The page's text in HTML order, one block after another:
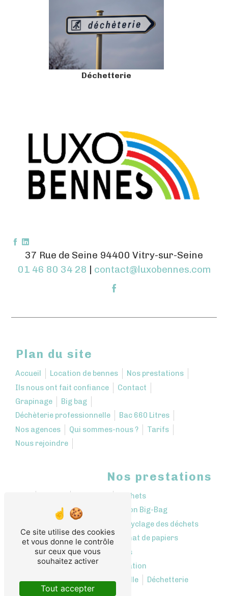
Déchetterie
37 Rue de Seine 94400 Vitry-sur-Seine
01 46 80 34 28 | contact@luxobennes.com
Plan du site
Accueil Location de bennes
Nos prestations
Ils nous ont fait confiance
Contact
Grapinage
Big bag
Déchèterie professionnelle
Bac 660 Litres
Nos agences
Qui sommes-nous ?
Tarifs
Nous rejoindre
Nos prestations
Déchets
Location bennes
Location Big-Bag
Recyclage des déchets
Rachat de cartons
Rachat de papiers
Récupération des déchets
Centre de tri et revalorisation
Déchetterie professionnelle
Déchetterie
Ce site utilise des cookies
et vous donne le contrôle
sur ceux que vous
souhaitez activer
Tout accepter